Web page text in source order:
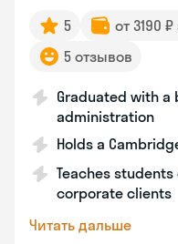
5 от 3190
5 отзывов
Graduated with a
administration
Holds a
Teaches
corporate clients
Читать дальше